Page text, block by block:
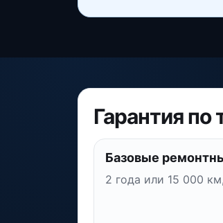
Гарантия по
Базовые
2 года или 15 000